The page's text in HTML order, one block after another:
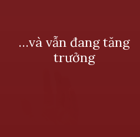
…và vẫn đang tăng
trưởng